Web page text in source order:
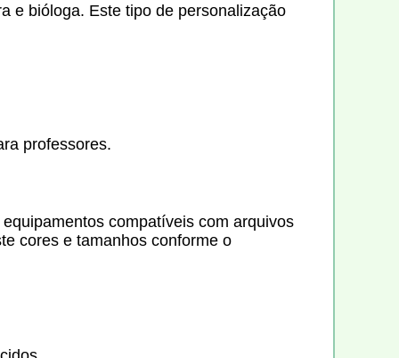
e bióloga. Este tipo de personalização
professores.
compatíveis com arquivos
cores e tamanhos conforme o